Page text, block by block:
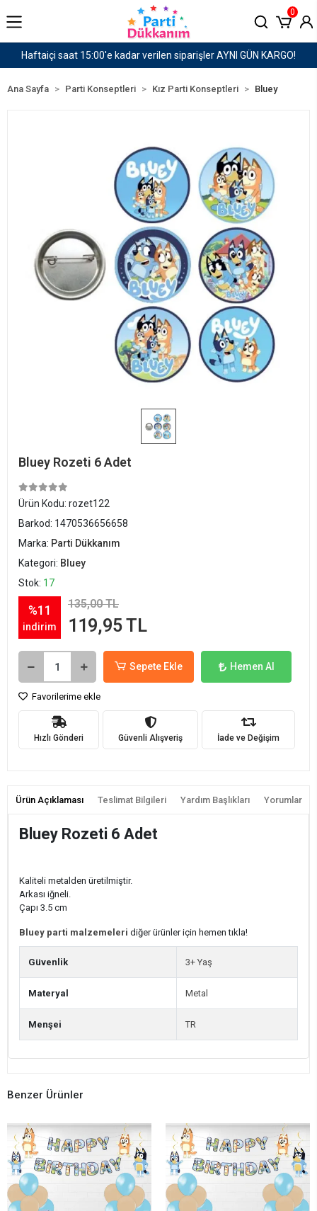
GÜN KARGO! 1500 TL ve Üzeri Kargo Ücretsiz!
0
Ana Sayfa Parti Konseptleri Kız Parti Konseptleri Bluey
Bluey Rozeti 6 Adet
Ürün Kodu: rozet122
Barkod: 1470536656658
Marka: Parti Dükkanım
Kategori: Bluey
Stok: 17
%11
indirim
135,00 TL
119,95 TL
Sepete Ekle Hemen Al
Favorilerime ekle
Hızlı Gönderi Güvenli Alışveriş İade ve Değişim
Ürün Açıklaması Teslimat Bilgileri Yardım Başlıkları Yorumlar
Bluey Rozeti 6 Adet
Kaliteli metalden üretilmiştir.
Arkası iğneli.
Çapı 3.5 cm
Bluey parti malzemeleri diğer ürünler için hemen tıkla!
Güvenlik 3+ Yaş
Materyal Metal
Menşei TR
Benzer Ürünler